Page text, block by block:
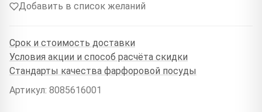
Добавить в список желаний
Срок и стоимость доставки
Условия акции и способ расчёта скидки
Стандарты качества фарфоровой посуды
Артикул: 8085616001